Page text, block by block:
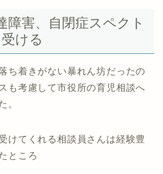
障害、自閉症スペクト
ける
ち着きがない暴れん坊だったの
も考慮して市役所の育児相談へ
。
けてくれる相談員さんは経験豊
ところ